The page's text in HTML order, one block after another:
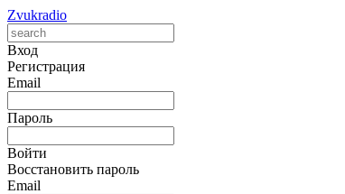
Zvukradio
Вход
Регистрация
Email
Пароль
Войти
Восстановить пароль
Email